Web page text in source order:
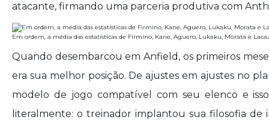
atacante, firmando uma parceria produtiva com
Em ordem, a média das estatísticas de Firmino, Kane, Aguero, Lukaku, Morata e
Quando desembarcou em Anfield, os primeiros
era sua melhor posição. De ajustes em ajustes no
modelo de jogo compatível com seu elenco e
literalmente: o treinador implantou sua filosofia de